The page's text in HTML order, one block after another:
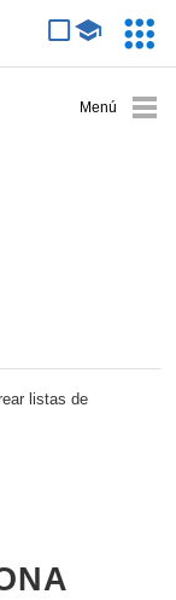
listas de